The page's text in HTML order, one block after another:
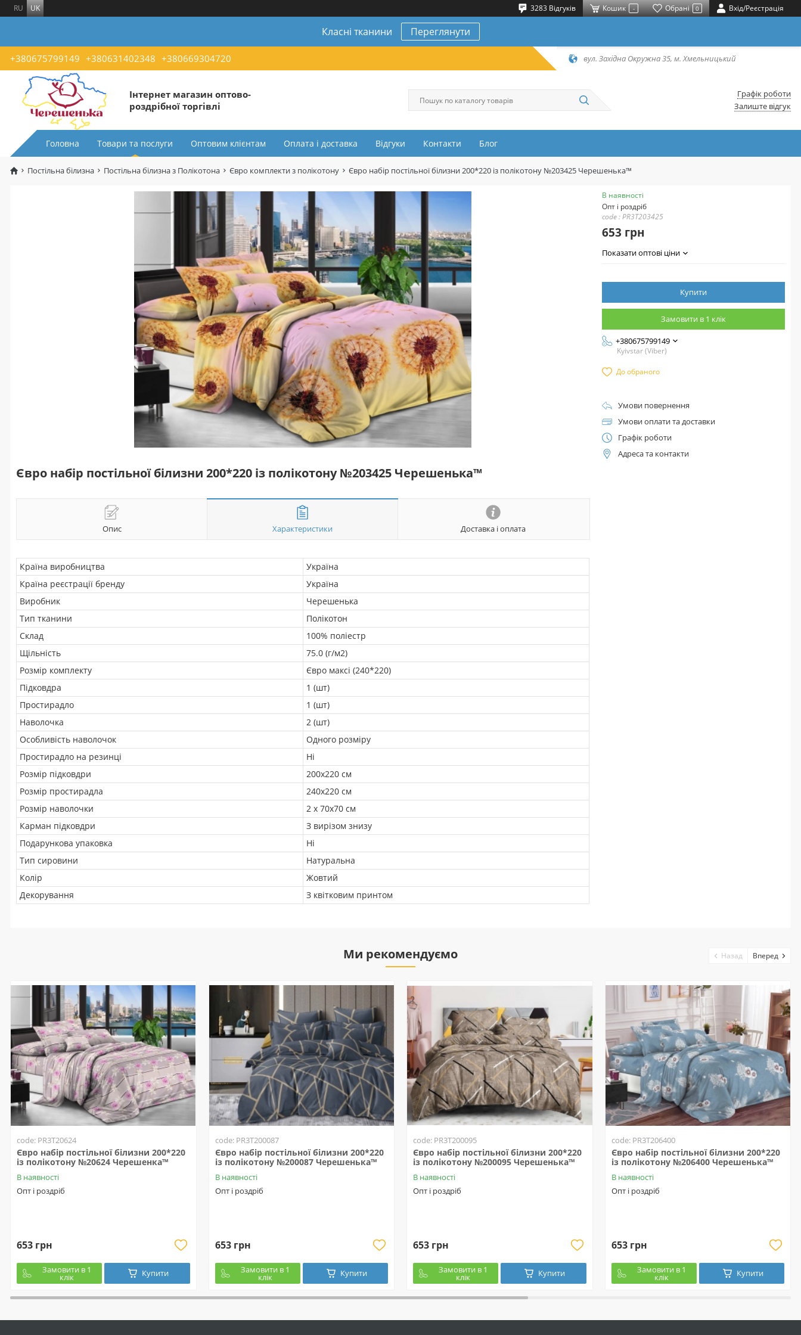
RU UK 3283 Відгуків Кошик - Обрані 0 Вхід/Реєстрація
Класні тканини Переглянути
+380675799149 +380631402348 +380669304720 вул. Західна Окружна 35, м. Хмельницький
Інтернет магазин оптово-
роздрібної торгівлі
Графік роботи
Залиште відгук
Головна Товари та послуги Оптовим клієнтам Оплата і доставка Відгуки Контакти Блог
Постільна білизна Постільна білизна з Полікотона Євро комплекти з полікотону Євро набір постільної білизни 200*220 із полікотону №203425 Черешенька™
Євро набір постільної білизни 200*220 із полікотону №203425 Черешенька™
Опис Характеристики Доставка і оплата
Країна виробництва
Україна
Країна реєстрації бренду
Україна
Виробник
Черешенька
Тип тканини
Полікотон
Склад
100% поліестр
Щільність
75.0 (г/м2)
Розмір комплекту
Євро максі (240*220)
Підковдра
1 (шт)
Простирадло
1 (шт)
Наволочка
2 (шт)
Особливість наволочок
Одного розміру
Простирадло на резинці
Ні
Розмір підковдри
200х220 см
Розмір простирадла
240х220 см
Розмір наволочки
2 х 70х70 см
Карман підковдри
З вирізом знизу
Подарункова упаковка
Ні
Тип сировини
Натуральна
Колір
Жовтий
Декорування
З квітковим принтом
В наявності
Опт і роздріб
code : PR3T203425
653 грн
Показати оптові ціни
Купити
Замовити в 1 клік
+380675799149
Kyivstar (Viber)
До обраного
Умови повернення
Умови оплати та доставки
Графік роботи
Адреса та контакти
Ми рекомендуємо
code: PR3T20624
Євро набір постільної білизни 200*220
із полікотону №20624 Черешенка™
В наявності
Опт і роздріб
653 грн
Замовити в 1
клік Купити
code: PR3T200087
Євро набір постільної білизни 200*220
із полікотону №200087 Черешенька™
В наявності
Опт і роздріб
653 грн
Замовити в 1
клік Купити
code: PR3T200095
Євро набір постільної білизни 200*220
із полікотону №200095 Черешенька™
В наявності
Опт і роздріб
653 грн
Замовити в 1
клік Купити
code: PR3T206400
Євро набір постільної білизни 200*220
із полікотону №206400 Черешенька™
В наявності
Опт і роздріб
653 грн
Замовити в 1
клік Купити
Назад Вперед